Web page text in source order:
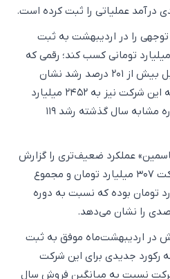
توجهی را در اردیبهشت به ثبت
رساند و موفق شد درآمد ۱۷۱۵ میلیارد تومانی کسب کند؛ رقمی که
نسبت به مدت مشابه سال قبل بیش از ۲۰۱ درصد رشد نشان
می‌دهد. مجموع فروش دوماهه این شرکت نیز به ۲۴۵۲ میلیارد
تومان رسیده که نسبت به دوره مشابه سال گذشته رشد ۱۱۹
عملکرد ضعیف‌تری را گزارش
کرد. فروش اردیبهشت این شرکت ۳۰۷ میلیارد تومان و مجموع
آن ۵۳۶ میلیارد تومان بوده که نسبت به دوره
در اردیبهشت‌ماه موفق به ثبت
همت شد که رکورد جدیدی برای این شرکت
نسبت به میانگین فروش سال